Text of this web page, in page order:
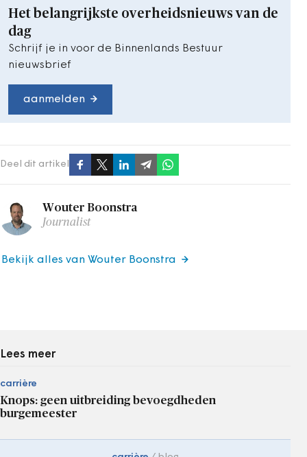
Het belangrijkste overheidsnieuws van de
dag
Schrijf je in voor de Binnenlands Bestuur
nieuwsbrief
aanmelden
Deel dit artikel
Wouter Boonstra
Journalist
Bekijk alles van Wouter Boonstra
Lees meer
carrière
Knops: geen uitbreiding bevoegdheden
burgemeester